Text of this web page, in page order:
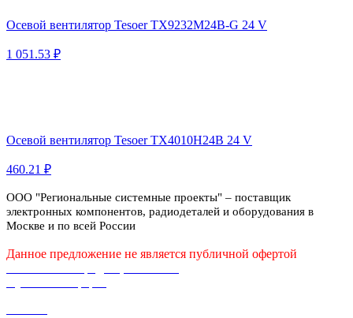
Осевой вентилятор Tesoer TX9232M24B-G 24 V
1 051.53 ₽
Осевой вентилятор Tesoer TX4010H24B 24 V
460.21 ₽
ООО "Региональные системные проекты" – поставщик
электронных компонентов, радиодеталей и оборудования в
Москве и по всей России
Данное предложение не является публичной офертой